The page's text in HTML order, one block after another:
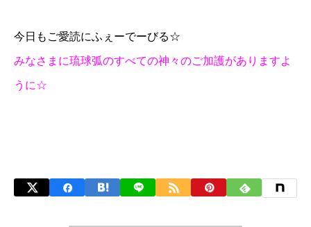
今日もご愛読にふぇーでーびる☆
みなさまに琉球弧のすべての神々のご加護がありますよ
うに☆